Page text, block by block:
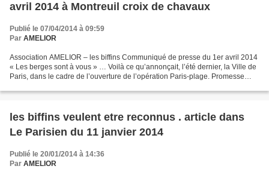
avril 2014 à Montreuil croix de chavaux
Publié le 07/04/2014 à 09:59
Par AMELIOR
Association AMELIOR – les biffins Communiqué de presse du 1er avril 2014
« Les berges sont à vous » … Voilà ce qu’annonçait, l’été dernier, la Ville de
Paris, dans le cadre de l’ouverture de l’opération Paris-plage. Promesse
les biffins veulent etre reconnus . article dans
Le Parisien du 11 janvier 2014
Publié le 20/01/2014 à 14:36
Par AMELIOR